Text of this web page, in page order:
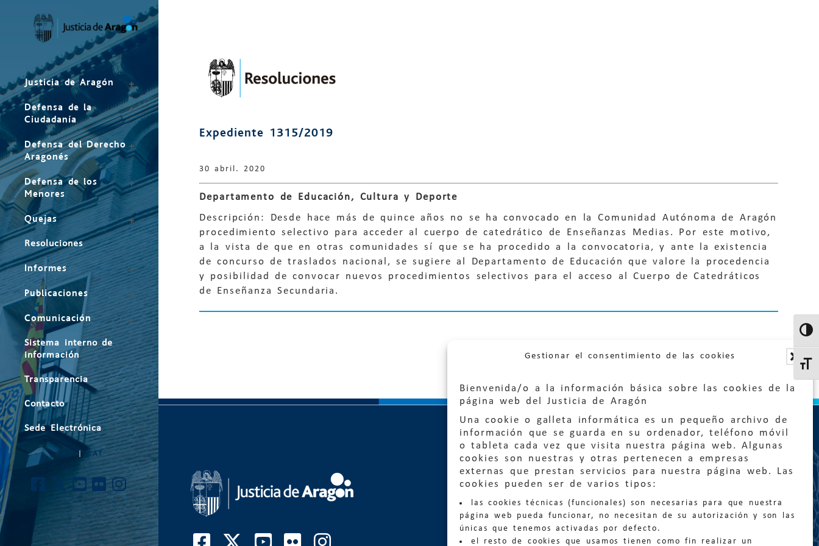
Gestionar el consentimiento de las cookies
Bienvenida/o a la información básica sobre las cookies de la
página web del Justicia de Aragón
Una cookie o galleta informática es un pequeño archivo de
información que se guarda en su ordenador, teléfono móvil
o tableta cada vez que visita nuestra página web. Algunas
cookies son nuestras y otras pertenecen a empresas
externas que prestan servicios para nuestra página web. Las
cookies pueden ser de varios tipos:
las cookies técnicas (funcionales) son necesarias para que nuestra
página web pueda funcionar, no necesitan de su autorización y son las
únicas que tenemos activadas por defecto.
el resto de cookies que usamos tienen como fin realizar un
Justicia de Aragón
Defensa de la
Ciudadanía
Defensa del Derecho
Aragonés
Defensa de los
Menores
Quejas
Resoluciones
Informes
Publicaciones
Comunicación
Sistema interno de
información
Transparencia
Contacto
Sede Electrónica
ARA CAT
Expediente 1315/2019
30 abril. 2020
Departamento de Educación, Cultura y Deporte
Descripción: Desde hace más de quince años no se ha convocado en la Comunidad Autónoma de Aragón
procedimiento selectivo para acceder al cuerpo de catedrático de Enseñanzas Medias. Por este motivo,
a la vista de que en otras comunidades sí que se ha procedido a la convocatoria, y ante la existencia
de concurso de traslados nacional, se sugiere al Departamento de Educación que valore la procedencia
y posibilidad de convocar nuevos procedimientos selectivos para el acceso al Cuerpo de Catedráticos
de Enseñanza Secundaria.
Quejas:quejas@eljusticiadearagon.es
Información general:
informacion@eljusticiadearagon.es